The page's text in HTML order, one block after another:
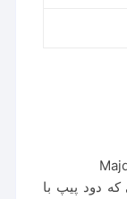
دود پیپ با